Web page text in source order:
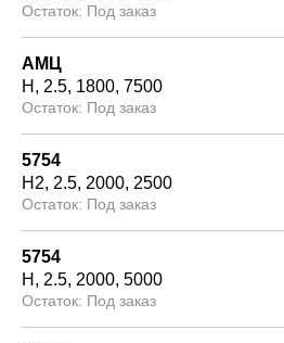
Под заказ
АМЦ
Н
2.5 1800 7500
Под заказ
5754
Н2 2.5 2000 2500
Под заказ
5754
Н
2.5 2000 5000
Под заказ